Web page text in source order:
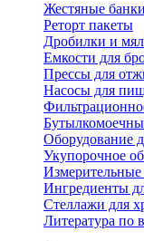
Жестяные банки
Реторт пакеты
Дробилки и
Емкости для
Прессы для
Насосы для
Оборудование
Укупорочное
Ингредиенты
Стеллажи для
Литература по